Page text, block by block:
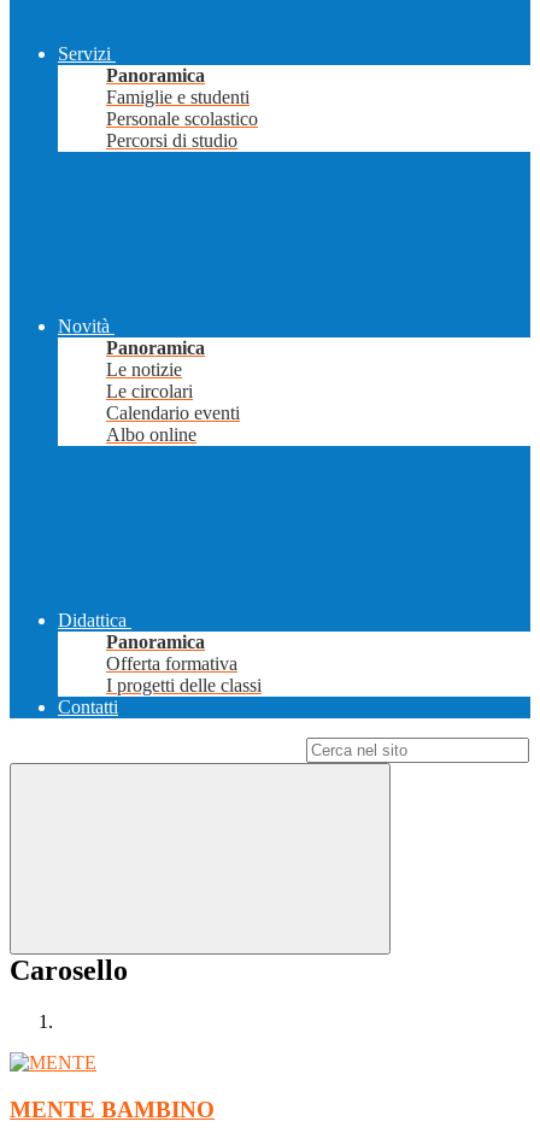
Servizi
Panoramica
Famiglie e studenti
Personale scolastico
Percorsi di studio
Novità
Panoramica
Le notizie
Le circolari
Calendario eventi
Albo online
Didattica
Panoramica
Offerta formativa
I progetti delle classi
Contatti
Carosello
MENTE BAMBINO